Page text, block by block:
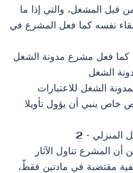
قبل المشغل، والتي إذا ما
نفسه كما فعل المشرع في
كما فعل مشرع مدونة الشغل
الشغل للاعتبارات
خاص ينبي أن يؤول تأويلا
رقم 12.019 يتبين أن المشرع تناول الآثار
مقتضبة في مادتين فقطّ،